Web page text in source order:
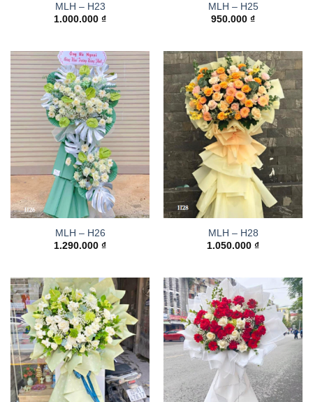
MLH – H23
1.000.000 ₫
MLH – H25
950.000 ₫
MLH – H26
1.290.000 ₫
MLH – H28
1.050.000 ₫